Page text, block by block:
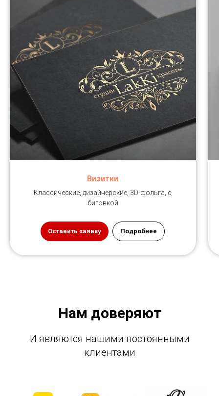
Визитки
Классические, дизайнерские, 3D-фольга, с
биговкой
Оставить заявку Подробнее
Нам доверяют
И являются нашими постоянными
клиентами